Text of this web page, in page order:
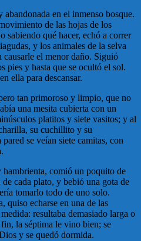
en el inmenso bosque.
de las hojas de los
sabiendo qué hacer, echó a correr
y los animales de la selva
causarle el menor daño. Siguió
pies y hasta que se ocultó el sol.
ella para descansar.
tan primoroso y limpio, que no
una mesita cubierta con un
platitos y siete vasitos; y al
su cuchillito y su
se veían siete camitas, con
hambrienta, comió un poquito de
cada plato, y bebió una gota de
tomarlo todo de uno solo.
quiso echarse en una de las
resultaba demasiado larga o
la séptima le vino bien; se
y se quedó dormida.